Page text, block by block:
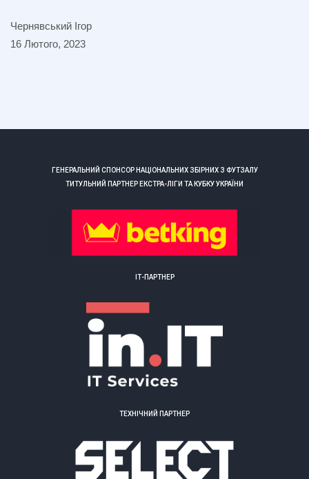
Чернявський Ігор
16 Лютого, 2023
ГЕНЕРАЛЬНИЙ СПОНСОР НАЦІОНАЛЬНИХ ЗБІРНИХ З ФУТЗАЛУ
ТИТУЛЬНИЙ ПАРТНЕР ЕКСТРА-ЛІГИ ТА КУБКУ УКРАЇНИ
ІТ-ПАРТНЕР
ТЕХНІЧНИЙ ПАРТНЕР